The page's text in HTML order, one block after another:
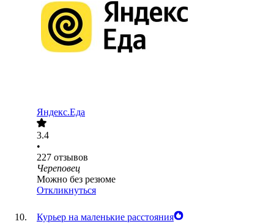
Яндекс.Еда
3.4
•
227 отзывов
Череповец
Можно без резюме
Откликнуться
Курьер на маленькие расстояния